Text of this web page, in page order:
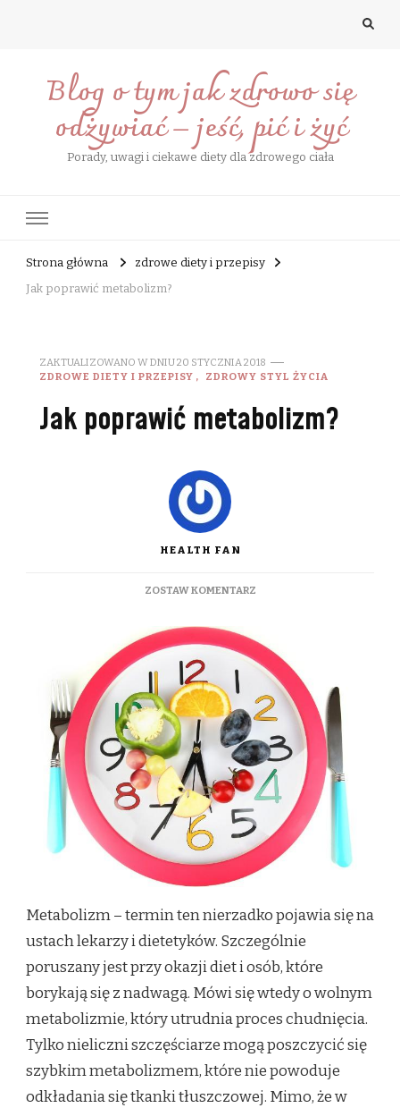
Blog o tym jak zdrowo się
odżywiać – jeść, pić i żyć
Porady, uwagi i ciekawe diety dla zdrowego ciała
Strona główna
zdrowe diety i przepisy
Jak poprawić metabolizm?
ZAKTUALIZOWANO W DNIU20 STYCZNIA 2018
ZDROWE DIETY I PRZEPISY
ZDROWY STYL ŻYCIA
Jak poprawić metabolizm?
HEALTH FAN
ZOSTAW KOMENTARZDO
METABOLIZM?
Metabolizm – termin ten nierzadko pojawia się na
ustach lekarzy i dietetyków. Szczególnie
poruszany jest przy okazji diet i osób, które
borykają się z nadwagą. Mówi się wtedy o wolnym
metabolizmie, który utrudnia proces chudnięcia.
Tylko nieliczni szczęściarze mogą poszczycić się
szybkim metabolizmem, które nie powoduje
odkładania się tkanki tłuszczowej. Mimo, że w